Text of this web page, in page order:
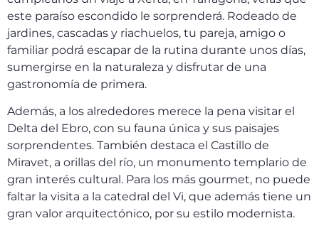
este paraíso escondido le sorprenderá. Rodeado de
jardines, cascadas y riachuelos, tu pareja, amigo o
familiar podrá escapar de la rutina durante unos días,
sumergirse en la naturaleza y disfrutar de una
gastronomía de primera.
Además, a los alrededores merece la pena visitar el
Delta del Ebro, con su fauna única y sus paisajes
sorprendentes. También destaca el Castillo de
Miravet, a orillas del río, un monumento templario de
gran interés cultural. Para los más gourmet, no puede
faltar la visita a la catedral del Vi, que además tiene un
gran valor arquitectónico, por su estilo modernista.